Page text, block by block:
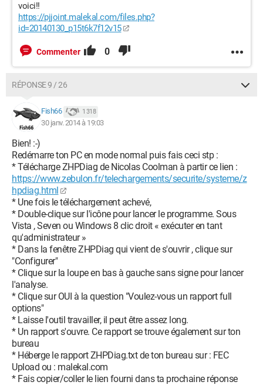
voici!!
https://pjjoint.malekal.com/files.php?
id=20140130_p15t6k7f12v15
Commenter 0
RÉPONSE 9 / 26
Fish66 1 318
30 janv. 2014 à 19:03
Bien! :-)
Redémarre ton PC en mode normal puis fais ceci stp :
* Télécharge ZHPDiag de Nicolas Coolman à partir ce lien :
https://www.zebulon.fr/telechargements/securite/systeme/z
hpdiag.html
* Une fois le téléchargement achevé,
* Double-clique sur l'icône pour lancer le programme. Sous
Vista , Seven ou Windows 8 clic droit « exécuter en tant
qu'administrateur »
* Dans la fenêtre ZHPDiag qui vient de s'ouvrir , clique sur
"Configurer"
* Clique sur la loupe en bas à gauche sans signe pour lancer
l'analyse.
* Clique sur OUI à la question "Voulez-vous un rapport full
options"
* Laisse l'outil travailler, il peut être assez long.
* Un rapport s'ouvre. Ce rapport se trouve également sur ton
bureau
* Héberge le rapport ZHPDiag.txt de ton bureau sur : FEC
Upload ou : malekal.com
* Fais copier/coller le lien fourni dans ta prochaine réponse